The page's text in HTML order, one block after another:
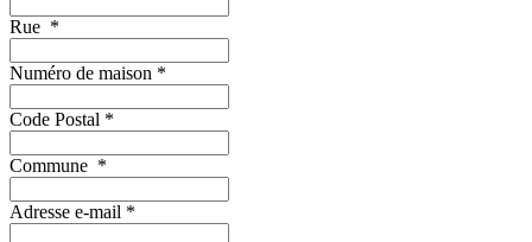
Rue *
Numéro de maison *
Code Postal *
Commune *
Adresse e-mail *